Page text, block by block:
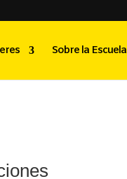
Sobre la Escuela